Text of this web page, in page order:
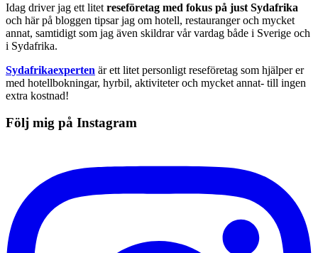
Idag driver jag ett litet reseföretag med fokus på just Sydafrika
och här på bloggen tipsar jag om hotell, restauranger och mycket
annat, samtidigt som jag även skildrar vår vardag både i Sverige och
i Sydafrika.
Sydafrikaexperten är ett litet personligt reseföretag som hjälper er
med hotellbokningar, hyrbil, aktiviteter och mycket annat- till ingen
extra kostnad!
Följ mig på Instagram